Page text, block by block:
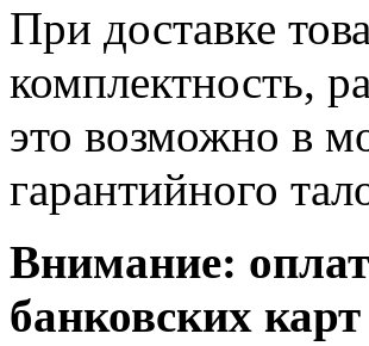
При доставке
комплектность,
это возможно в
гарантийного
Внимание:
банковских